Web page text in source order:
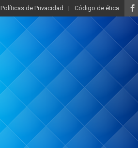
Políticas de Privacidad Código de ética